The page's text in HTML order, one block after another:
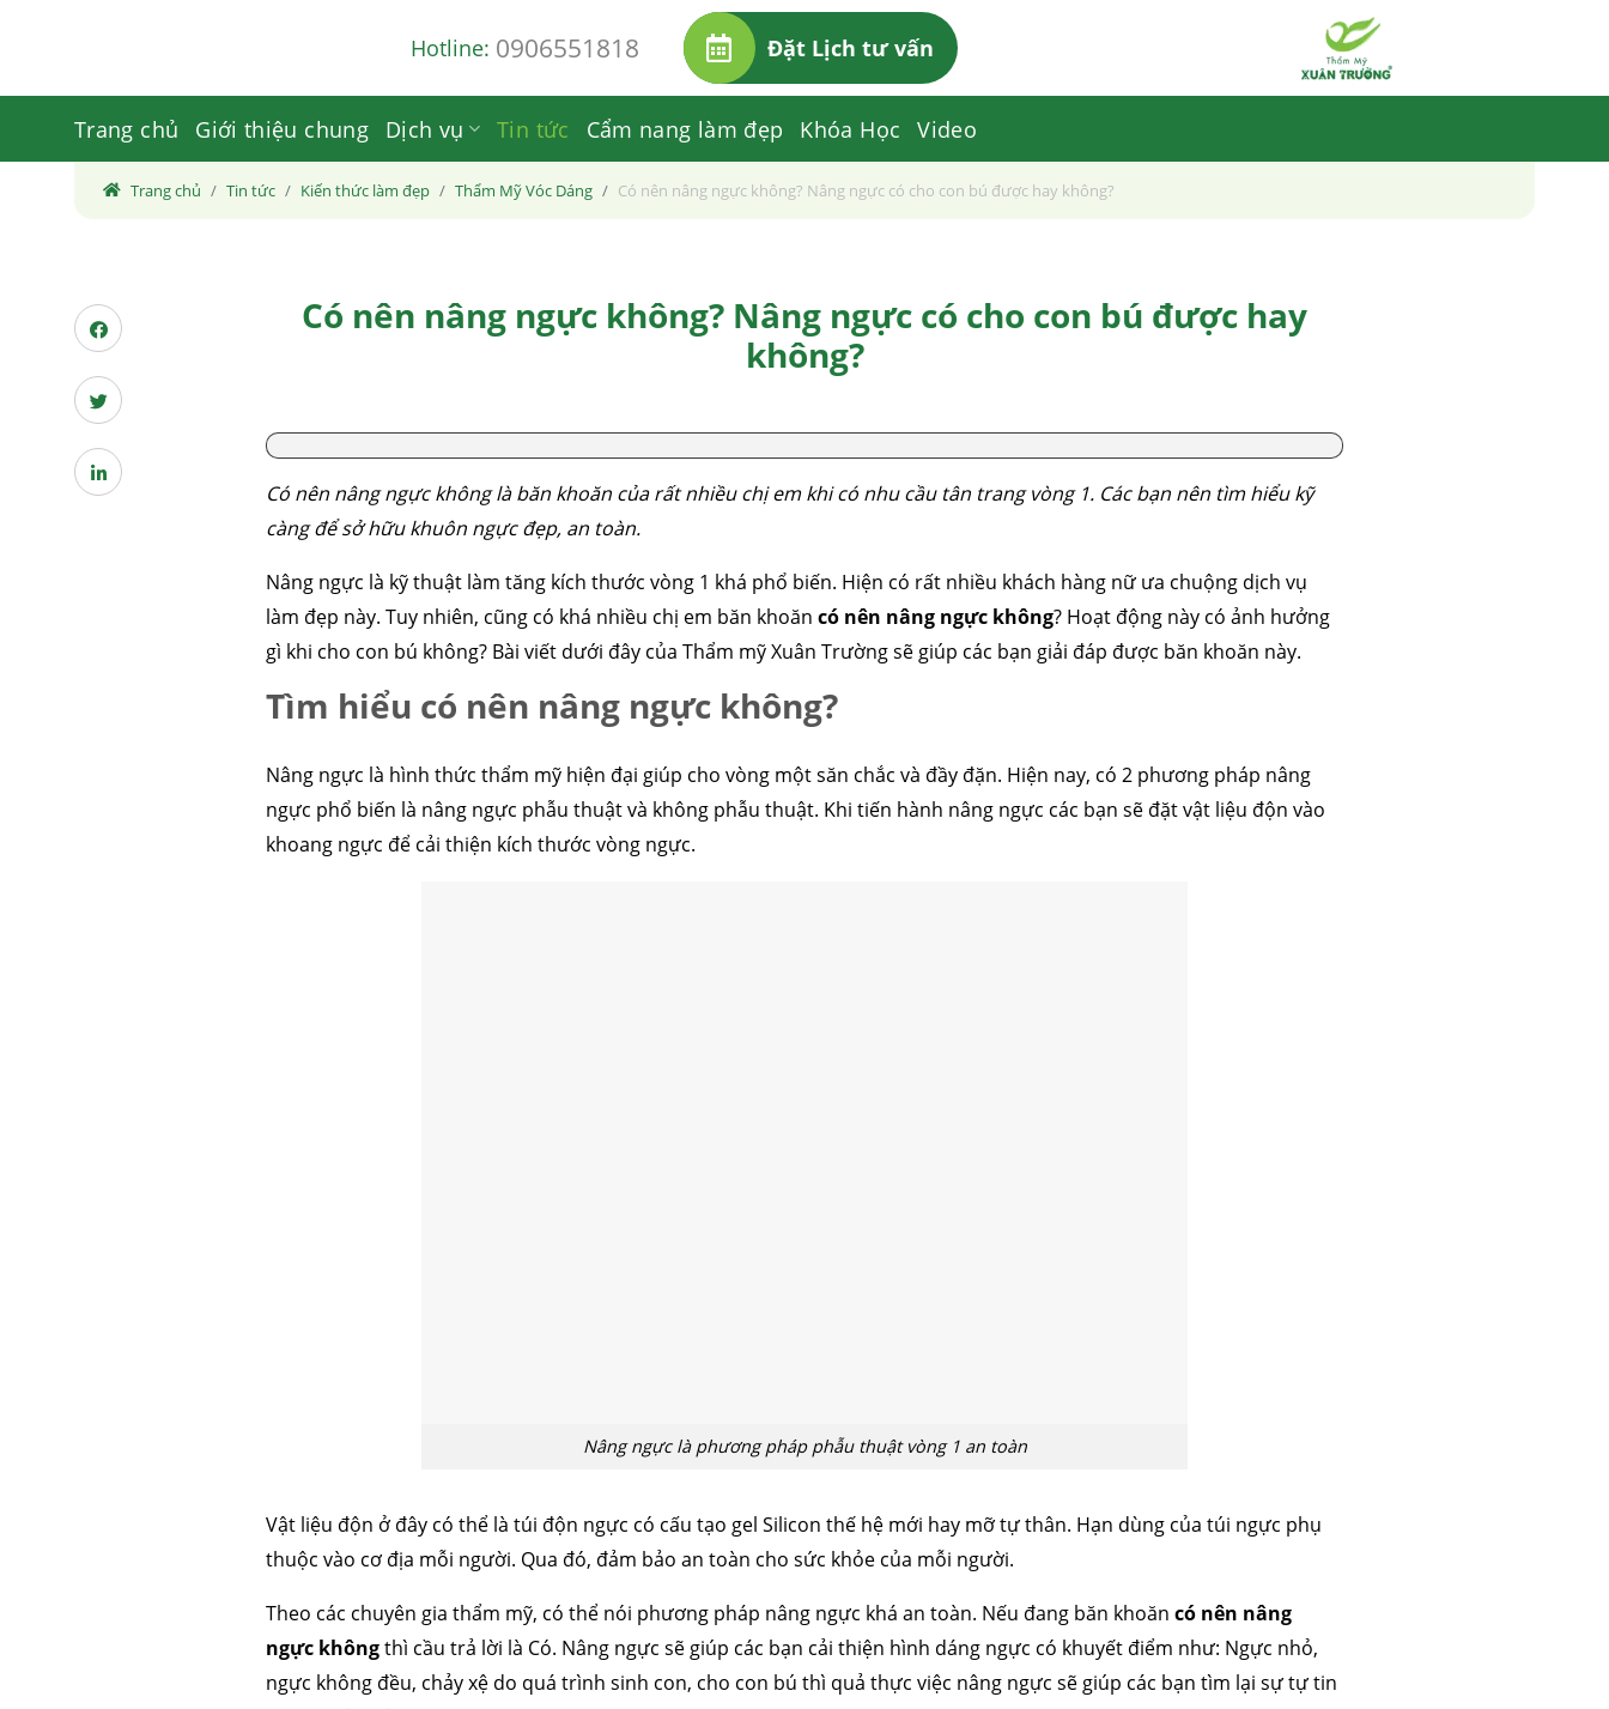
Hotline: 0906551818 Đặt Lịch tư vấn
Trang chủ Giới thiệu chung Dịch vụ Tin tức Cẩm nang làm đẹp Khóa Học Video
Trang chủ Tin tức Kiến thức làm đẹp Thẩm Mỹ Vóc Dáng Có nên nâng ngực không? Nâng ngực có cho con bú được hay không?
Có nên nâng ngực không? Nâng ngực có cho con bú được hay
không?
Có nên nâng ngực không là băn khoăn của rất nhiều chị em khi có nhu cầu tân trang vòng 1. Các bạn nên tìm hiểu kỹ
càng để sở hữu khuôn ngực đẹp, an toàn.
Nâng ngực là kỹ thuật làm tăng kích thước vòng 1 khá phổ biến. Hiện có rất nhiều khách hàng nữ ưa chuộng dịch vụ
làm đẹp này. Tuy nhiên, cũng có khá nhiều chị em băn khoăn có nên nâng ngực không? Hoạt động này có ảnh hưởng
gì khi cho con bú không? Bài viết dưới đây của Thẩm mỹ Xuân Trường sẽ giúp các bạn giải đáp được băn khoăn này.
Tìm hiểu có nên nâng ngực không?
Nâng ngực là hình thức thẩm mỹ hiện đại giúp cho vòng một săn chắc và đầy đặn. Hiện nay, có 2 phương pháp nâng
ngực phổ biến là nâng ngực phẫu thuật và không phẫu thuật. Khi tiến hành nâng ngực các bạn sẽ đặt vật liệu độn vào
khoang ngực để cải thiện kích thước vòng ngực.
Nâng ngực là phương pháp phẫu thuật vòng 1 an toàn
Vật liệu độn ở đây có thể là túi độn ngực có cấu tạo gel Silicon thế hệ mới hay mỡ tự thân. Hạn dùng của túi ngực phụ
thuộc vào cơ địa mỗi người. Qua đó, đảm bảo an toàn cho sức khỏe của mỗi người.
Theo các chuyên gia thẩm mỹ, có thể nói phương pháp nâng ngực khá an toàn. Nếu đang băn khoăn có nên nâng
ngực khôngthì cầu trả lời là Có. Nâng ngực sẽ giúp các bạn cải thiện hình dáng ngực có khuyết điểm như: Ngực nhỏ,
ngực không đều, chảy xệ do quá trình sinh con, cho con bú thì quả thực việc nâng ngực sẽ giúp các bạn tìm lại sự tự tin